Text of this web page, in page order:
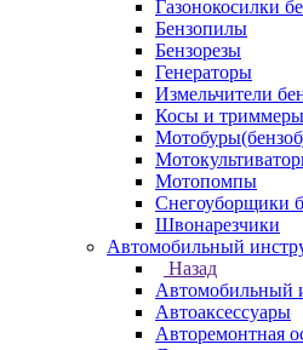
Газонокосилки
Бензопилы
Бензорезы
Генераторы
Измельчители
Косы и триммеры
Мотопомпы
Снегоуборщики
Швонарезчики
Автомобильный
Назад
Автомобильный
Автоаксессуары
Авторемонтная